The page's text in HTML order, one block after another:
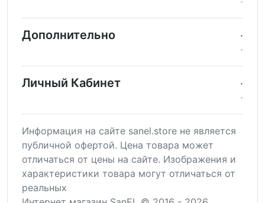
Дополнительно
Личный Кабинет
Информация на сайте sanel.store не является
публичной офертой. Цена товара может
отличаться от цены на сайте. Изображения и
характеристики товара могут отличаться от
реальных